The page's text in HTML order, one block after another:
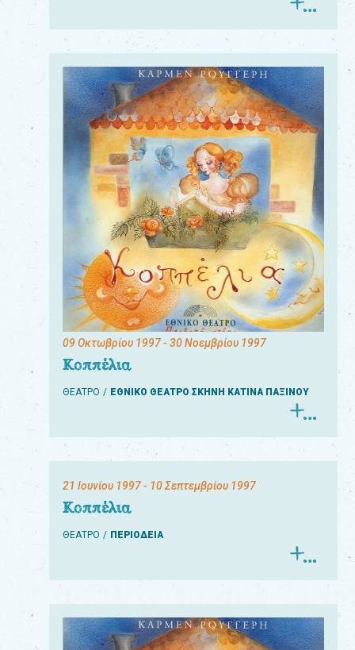
09 Οκτωβρίου 1997- 30 Νοεμβρίου 1997
Κοππέλια
ΘΕΑΤΡΟ ΕΘΝΙΚΟ ΘΕΑΤΡΟ ΣΚΗΝΗ ΚΑΤΙΝΑ ΠΑΞΙΝΟΥ
21 Ιουνίου 1997- 10 Σεπτεμβρίου 1997
Κοππέλια
ΘΕΑΤΡΟ ΠΕΡΙΟΔΕΙΑ